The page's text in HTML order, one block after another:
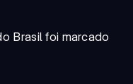
Brasil foi marcado